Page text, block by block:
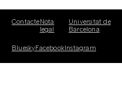
ContacteNota
legal
Universitat de
Barcelona
BlueskyFacebookInstagram